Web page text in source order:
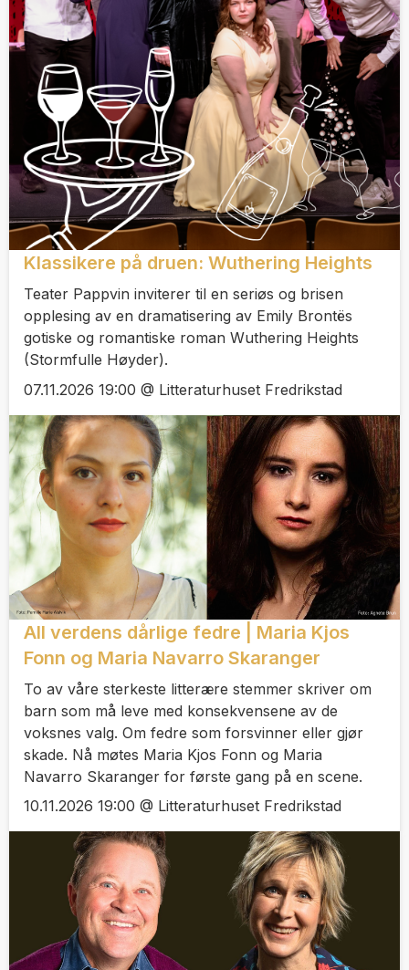
Klassikere på druen: Wuthering Heights
Teater Pappvin inviterer til en seriøs og brisen
opplesing av en dramatisering av Emily Brontës
gotiske og romantiske roman Wuthering Heights
(Stormfulle Høyder).
07.11.2026 19:00 @ Litteraturhuset Fredrikstad
All verdens dårlige fedre | Maria Kjos
Fonn og Maria Navarro Skaranger
To av våre sterkeste litterære stemmer skriver om
barn som må leve med konsekvensene av de
voksnes valg. Om fedre som forsvinner eller gjør
skade. Nå møtes Maria Kjos Fonn og Maria
Navarro Skaranger for første gang på en scene.
10.11.2026 19:00 @ Litteraturhuset Fredrikstad